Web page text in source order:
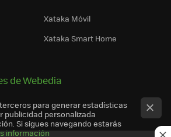
Xataka Móvil
Xataka Smart Home
de Webedia
para generar estadísticas
publicidad personalizada
Si sigues navegando estarás
información